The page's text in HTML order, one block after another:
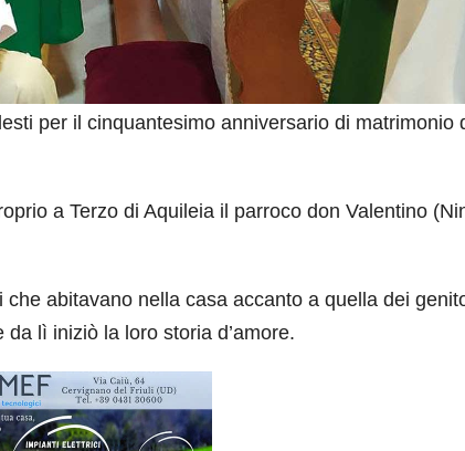
per il cinquantesimo anniversario di matrimonio
a Terzo di Aquileia il parroco don Valentino
abitavano nella casa accanto a quella dei
lì iniziò la loro storia d’amore.